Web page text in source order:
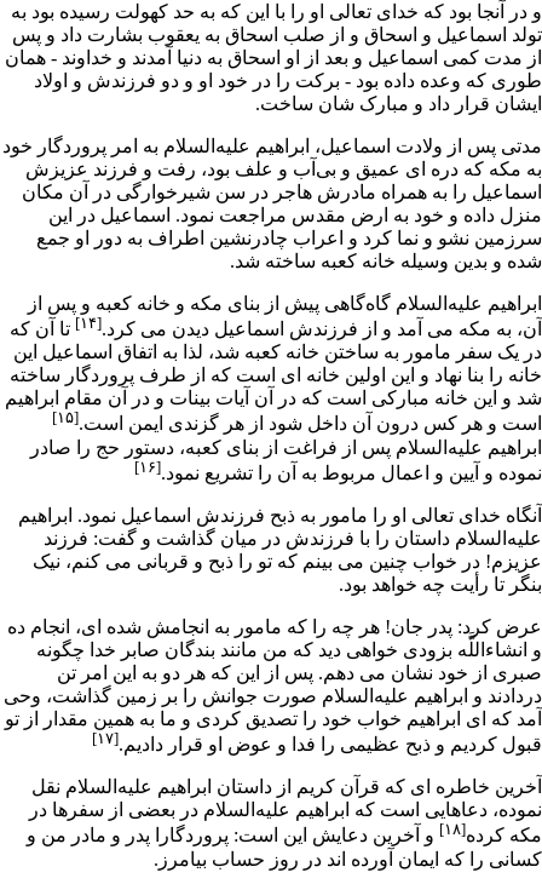
و در آنجا بود که خداى تعالى او را با این که به حد کهولت رسیده بود به
تولد اسماعیل و اسحاق و از صلب اسحاق به یعقوب بشارت داد و پس
از مدت کمى اسماعیل و بعد از او اسحاق به دنیا آمدند و خداوند - همان
طورى که وعده داده بود - برکت را در خود او و دو فرزندش و اولاد
ایشان قرار داد و مبارک شان ساخت.
مدتی پس از ولادت اسماعیل، ابراهیم علیه‌السلام به امر پروردگار خود
به مکه که دره اى عمیق و بى‌آب و علف بود، رفت و فرزند عزیزش
اسماعیل را به همراه مادرش هاجر در سن شیرخوارگى در آن مکان
منزل داده و خود به ارض مقدس مراجعت نمود. اسماعیل در این
سرزمین نشو و نما کرد و اعراب چادرنشین اطراف به دور او جمع
شده و بدین وسیله خانه کعبه ساخته شد.
ابراهیم علیه‌السلام گاه‌گاهى پیش از بناى مکه و خانه کعبه و پس از
آن، به مکه مى آمد و از فرزندش اسماعیل دیدن مى کرد.[۱۴]
تا آن که
در یک سفر مامور به ساختن خانه کعبه شد، لذا به اتفاق اسماعیل این
خانه را بنا نهاد و این اولین خانه اى است که از طرف پروردگار ساخته
شد و این خانه مبارکى است که در آن آیات بینات و در آن مقام ابراهیم
است و هر کس درون آن داخل شود از هر گزندى ایمن است.[۱۵]
ابراهیم علیه‌السلام پس از فراغت از بناى کعبه، دستور حج را صادر
نموده و آیین و اعمال مربوط به آن را تشریع نمود.[۱۶]
آنگاه خداى تعالى او را مامور به ذبح فرزندش اسماعیل نمود. ابراهیم
علیه‌السلام داستان را با فرزندش در میان گذاشت و گفت: فرزند
عزیزم! در خواب چنین مى بینم که تو را ذبح و قربانى مى کنم، نیک
بنگر تا رأیت چه خواهد بود.
عرض کرد: پدر جان! هر چه را که مامور به انجامش شده اى، انجام ده
و انشاءاللَّه بزودى خواهى دید که من مانند بندگان صابر خدا چگونه
صبرى از خود نشان مى دهم. پس از این که هر دو به این امر تن
دردادند و ابراهیم علیه‌السلام صورت جوانش را بر زمین گذاشت، وحى
آمد که اى ابراهیم خواب خود را تصدیق کردى و ما به همین مقدار از تو
قبول کردیم و ذبح عظیمى را فدا و عوض او قرار دادیم.[۱۷]
آخرین خاطره اى که قرآن کریم از داستان ابراهیم علیه‌السلام نقل
نموده، دعاهایى است که ابراهیم علیه‌السلام در بعضى از سفرها در
مکه کرده[۱۸]
و آخرین دعایش این است: پروردگارا پدر و مادر من و
کسانى را که ایمان آورده اند در روز حساب بیامرز.